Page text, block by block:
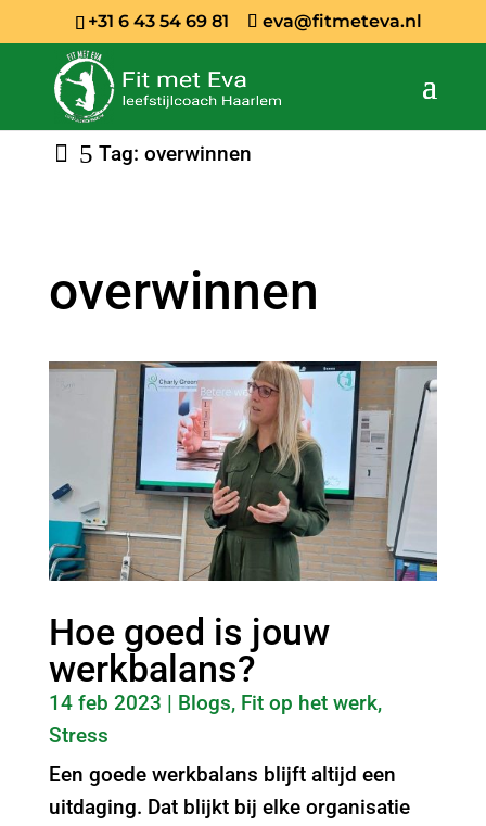
+31 6 43 54 69 81 eva@fitmeteva.nl
Tag: overwinnen
overwinnen
Hoe goed is jouw
werkbalans?
14 feb 2023 | Blogs, Fit op het werk,
Stress
Een goede werkbalans blijft altijd een
uitdaging. Dat blijkt bij elke organisatie